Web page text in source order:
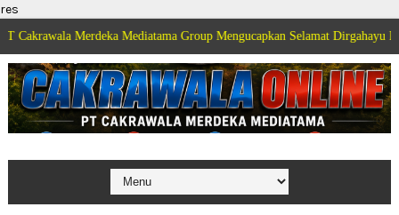
res
Merdeka Mediatama Group Mengucapkan Selamat Dirgahayu